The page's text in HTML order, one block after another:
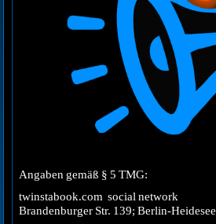
Angaben gemäß § 5 TMG:
twinstabook.com social network
Brandenburger Str. 139; Berlin-Heidesee